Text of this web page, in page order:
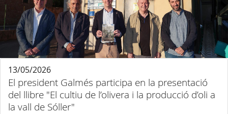
El president Galmés participa en la presentació
del llibre "El cultiu de l’olivera i la producció d’oli a
la vall de Sóller"
13/05/2026